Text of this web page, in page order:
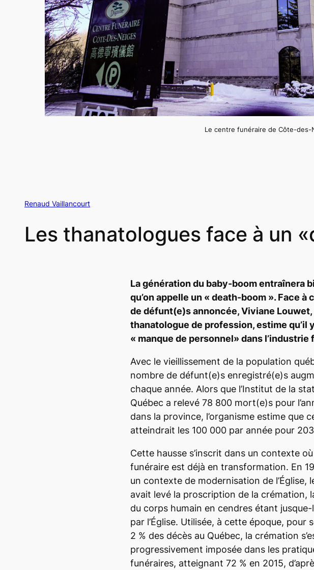
Le centre funéraire de Côte-des-
Renaud Vaillancourt
Les thanatologues face à un
La génération du baby-boom entraînera
qu’on appelle un « death-boom ». Face à
de défunt(e)s annoncée, Viviane Louwet,
thanatologue de profession, estime qu’il
« manque de personnel» dans l’industrie
Avec le vieillissement de la population
nombre de défunt(e)s enregistré(e)s
chaque année. Alors que l’Institut de la
Québec a relevé 78 800 mort(e)s pour
dans la province, l’organisme estime que
atteindrait les 100 000 par année pour
Cette hausse s’inscrit dans un contexte
funéraire est déjà en transformation. En
un contexte de modernisation de l’Église,
avait levé la proscription de la crémation,
du corps humain en cendres étant
par l’Église. Utilisée, à cette époque, pour
2 % des décès au Québec, la crémation
progressivement imposée dans les
funéraires, atteignant 72 % en 2015,